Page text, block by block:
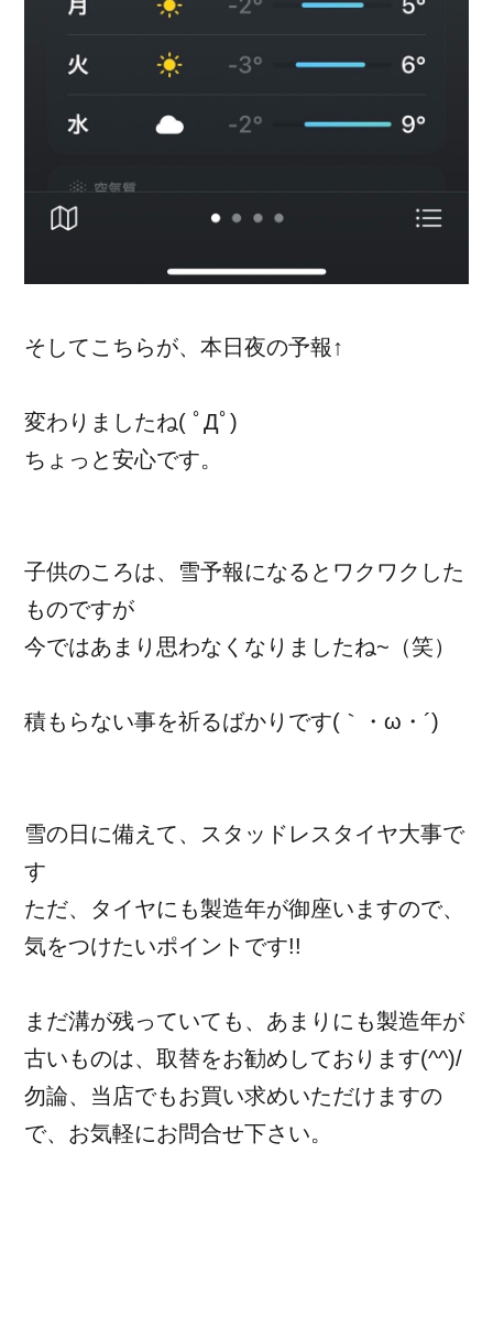
そしてこちらが、本日夜の予報↑
変わりましたね( ﾟДﾟ)
ちょっと安心です。
子供のころは、雪予報になるとワクワクした
ものですが
今ではあまり思わなくなりましたね~（笑）
積もらない事を祈るばかりです(｀・ω・´)ゞ
雪の日に備えて、スタッドレスタイヤ大事で
す
ただ、タイヤにも製造年が御座いますので、
気をつけたいポイントです!!
まだ溝が残っていても、あまりにも製造年が
古いものは、取替をお勧めしております(^^)/
勿論、当店でもお買い求めいただけますの
で、お気軽にお問合せ下さい。